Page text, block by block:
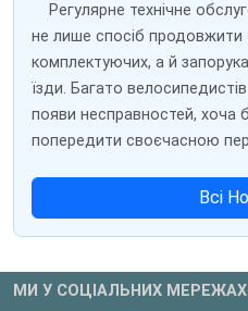
Регулярне технічне
не лише спосіб продовжити
комплектуючих, а й
їзди. Багато
появи несправностей, хоча
попередити своєчасною
Всі
МИ У СОЦІАЛЬНИХ